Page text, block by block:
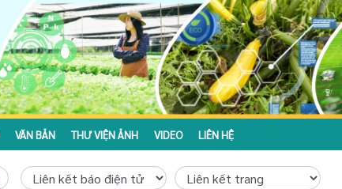
VĂN BẢN THƯ VIỆN ẢNH VIDEO LIÊN HỆ